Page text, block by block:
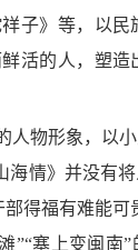
子》等，以
活的人，塑
物形象，以
情》并没有
得福有难能可
”“塞上变闽南